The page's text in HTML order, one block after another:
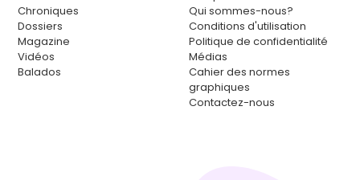
Chroniques
Dossiers
Magazine
Vidéos
Balados
Qui sommes-nous?
Conditions d'utilisation
Politique de confidentialité
Médias
Cahier des normes
graphiques
Contactez-nous